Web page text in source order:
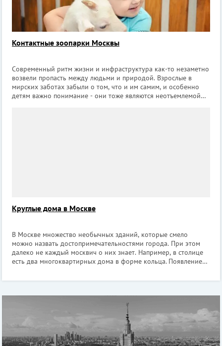
Контактные зоопарки Москвы
Современный ритм жизни и инфраструктура как-то незаметно
возвели пропасть между людьми и природой. Взрослые в
мирских заботах забыли о том, что и им самим, и особенно
детям важно понимание - они тоже являются неотъемлемой
Круглые дома в Москве
В Москве множество необычных зданий, которые смело
можно назвать достопримечательностями города. При этом
далеко не каждый москвич о них знает. Например, в столице
есть два многоквартирных дома в форме кольца. Появление
Олимпийским играм 1980 года. К